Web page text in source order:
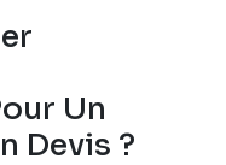
Un
Devis ?